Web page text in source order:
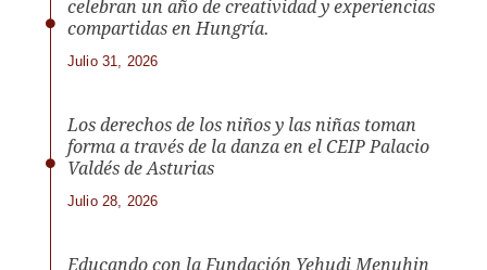
celebran un año de creatividad y experiencias
compartidas en Hungría.
Julio 31, 2026
Los derechos de los niños y las niñas toman
forma a través de la danza en el CEIP Palacio
Valdés de Asturias
Julio 28, 2026
Educando con la Fundación Yehudi Menuhin